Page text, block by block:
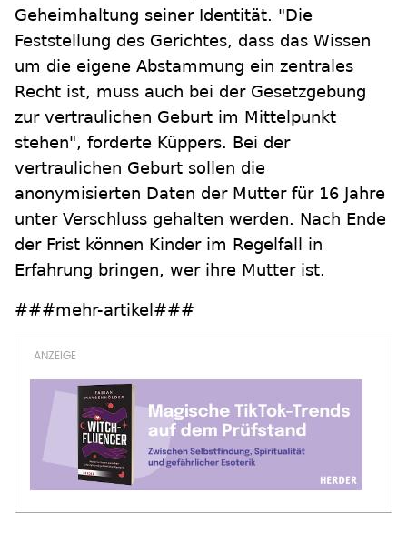
Geheimhaltung seiner Identität. "Die
Feststellung des Gerichtes, dass das Wissen
um die eigene Abstammung ein zentrales
Recht ist, muss auch bei der Gesetzgebung
zur vertraulichen Geburt im Mittelpunkt
stehen", forderte Küppers. Bei der
vertraulichen Geburt sollen die
anonymisierten Daten der Mutter für 16 Jahre
unter Verschluss gehalten werden. Nach Ende
der Frist können Kinder im Regelfall in
Erfahrung bringen, wer ihre Mutter ist.
###mehr-artikel###